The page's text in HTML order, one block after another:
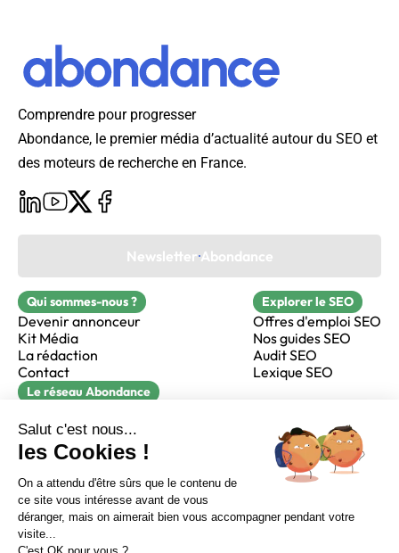
Sur LinkedIn Sur Youtube
Sur X Sur Facebook
Comprendre pour progresser
Abondance, le premier média d’actualité autour du SEO et
des moteurs de recherche en France.
Newsletter Abondance
Qui sommes-nous ?
Devenir annonceur
Kit Média
La rédaction
Contact
Explorer le SEO
Offres d'emploi SEO
Nos guides SEO
Audit SEO
Lexique SEO
Le réseau Abondance
Réacteur
alfie formation